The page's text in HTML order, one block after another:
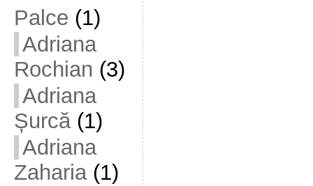
Palce (1)
Adriana
Rochian (3)
Adriana
Șurcă(1)
Adriana
Zaharia(1)